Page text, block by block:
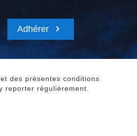
Adhérer
des présentes conditions
reporter régulièrement.